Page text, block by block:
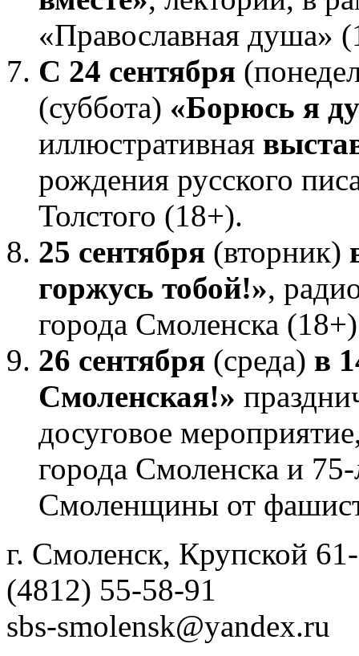
«Православная душа»
С 24 сентября
(суббота) «Борюсь я
иллюстративная
рождения русского
Толстого (18+).
25 сентября (вторник)
горжусь тобой!»,
города Смоленска
26 сентября (среда) в
Смоленская!»
досуговое
города Смоленска и
Смоленщины от
г. Смоленск, Крупской
(4812) 55-58-91
sbs-smolensk@yandex.ru